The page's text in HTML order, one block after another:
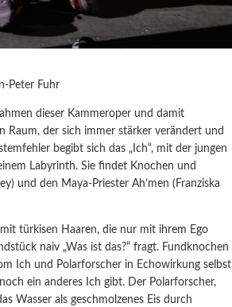
Peter Fuhr
dieser Kammeroper und damit
Raum, der sich immer stärker verändert und
begibt sich das „Ich“, mit der jungen
Labyrinth. Sie findet Knochen und
und den Maya-Priester Ah’men (Franziska
türkisen Haaren, die nur mit ihrem Ego
naiv „Was ist das?“ fragt. Fundknochen
Ich und Polarforscher in Echowirkung selbst
ein anderes Ich gibt. Der Polarforscher,
Wasser als geschmolzenes Eis durch